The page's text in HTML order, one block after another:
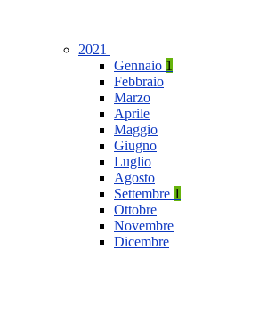
2021
Gennaio 1
Febbraio
Marzo
Aprile
Maggio
Giugno
Luglio
Agosto
Settembre 1
Ottobre
Novembre
Dicembre